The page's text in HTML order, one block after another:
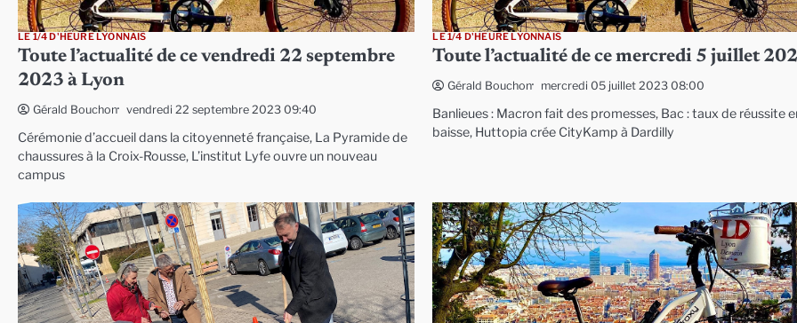
LE 1/4 D'HEURE LYONNAIS
Toute l’actualité de ce vendredi 22 septembre
2023 à Lyon
Gérald Bouchon vendredi 22 septembre 2023 09:40
Cérémonie d’accueil dans la citoyenneté française, La Pyramide de
chaussures à la Croix-Rousse, L’institut Lyfe ouvre un nouveau
campus
LE 1/4 D'HEURE LYONNAIS
Toute l’actualité de ce mercredi 5 juillet
Gérald Bouchon mercredi 05 juillet 2023 08:00
Banlieues : Macron fait des promesses, Bac : taux de réussite
baisse, Huttopia crée CityKamp à Dardilly